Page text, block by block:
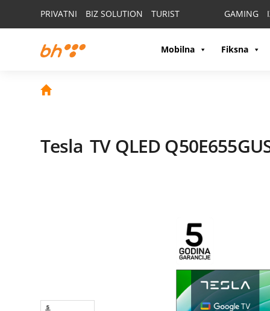
PRIVATNI BIZ SOLUTION TURIST GAMING
Mobilna Fiksna
Tesla TV QLED